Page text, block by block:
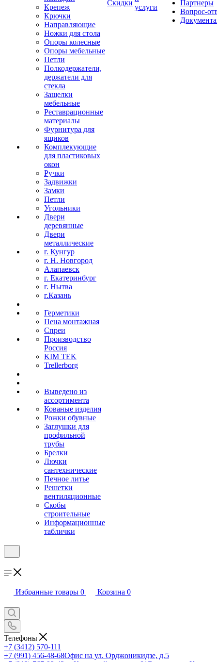
Крепеж
Крючки
Направляющие
Ножки для стола
Опоры колесные
Опоры мебельные
Петли
Полкодержатели,
держатели для
стекла
Защелки
мебельные
Реставрационные
материалы
Фурнитура для
ящиков
Комплекующие
для пластиковых
окон
Ручки
Задвижки
Замки
Петли
Угольники
Двери
деревянные
Двери
металлические
г. Кунгур
г. Н. Новгород
Алапаевск
г. Екатеринбург
г. Нытва
г.Казань
Герметики
Пена монтажная
Спреи
Производство
Россия
KIM TEK
Trellerborg
Выведено из
ассортимента
Кованые изделия
Рожки обувные
Заглушки для
профильной
трубы
Брелки
Лючки
сантехнические
Печное литье
Решетки
вентиляционные
Скобы
строительные
Информационные
таблички
Скидки
услуги
Партнеры
Вопрос-
Избранные товары 0 Корзина 0
Телефоны
+7 (3412) 570-111
+7 (991) 456-48-68Офис на ул. Орджоникидзе, д.5